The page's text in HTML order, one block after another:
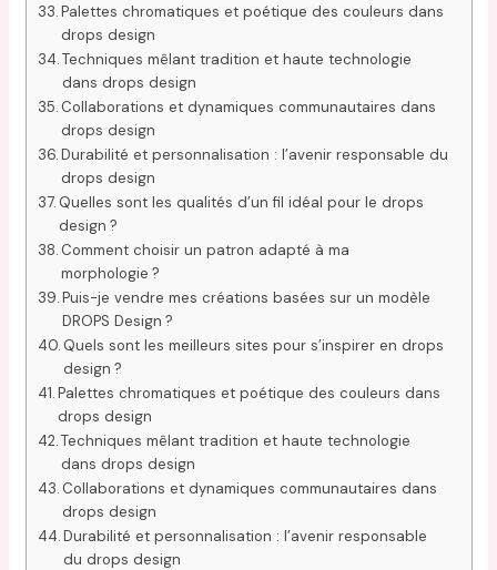
Palettes chromatiques et poétique des couleurs dans
drops design
Techniques mêlant tradition et haute technologie
dans drops design
Collaborations et dynamiques communautaires dans
drops design
Durabilité et personnalisation : l’avenir responsable du
drops design
Quelles sont les qualités d’un fil idéal pour le drops
design ?
Comment choisir un patron adapté à ma
morphologie ?
Puis-je vendre mes créations basées sur un modèle
DROPS Design ?
Quels sont les meilleurs sites pour s’inspirer en drops
design ?
Palettes chromatiques et poétique des couleurs dans
drops design
Techniques mêlant tradition et haute technologie
dans drops design
Collaborations et dynamiques communautaires dans
drops design
Durabilité et personnalisation : l’avenir responsable
du drops design